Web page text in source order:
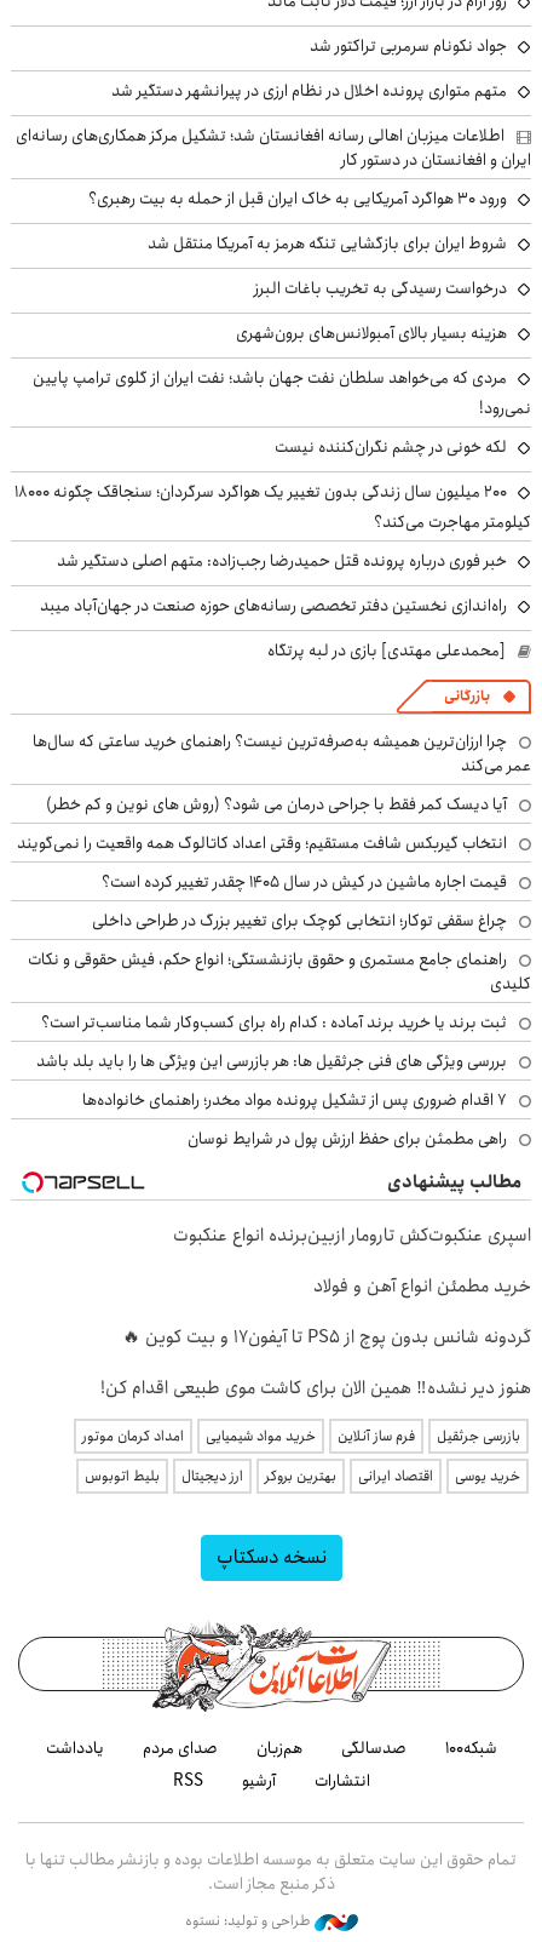
جواد نکونام سرمربی تراکتور شد
متهم متواری پرونده اخلال در نظام ارزی در پیرانشهر دستگیر شد
اطلاعات میزبان اهالی رسانه افغانستان شد؛ تشکیل مرکز همکاری‌های رسانه‌ای
ایران و افغانستان در دستور کار
ورود ۳۰ هواگرد آمریکایی به خاک ایران قبل از حمله به بیت رهبری؟
شروط ایران برای بازگشایی تنگه هرمز به آمریکا منتقل شد
درخواست رسیدگی به تخریب باغات البرز
هزینه بسیار بالای آمبولانس‌های برون‌شهری
مردی که می‌خواهد سلطان نفت جهان باشد؛ نفت ایران از گلوی ترامپ پایین
نمی‌رود!
لکه خونی در چشم نگران‌کننده نیست
۲۰۰ میلیون سال زندگی بدون تغییر یک هواگرد سرگردان؛ سنجاقک‌ چگونه ۱۸۰۰۰
کیلومتر مهاجرت می‌کند؟
خبر فوری درباره پرونده قتل حمیدرضا رجب‌زاده: متهم اصلی دستگیر شد
راه‌اندازی نخستین دفتر تخصصی رسانه‌های حوزه صنعت در جهان‌آباد میبد
[محمدعلی مهتدی] بازی در لبه پرتگاه
بازرگانی
چرا ارزان‌ترین همیشه به‌صرفه‌ترین نیست؟ راهنمای خرید ساعتی که سال‌ها
عمر می‌کند
آیا دیسک کمر فقط با جراحی درمان می شود؟ (روش های نوین و کم خطر)
انتخاب گیربکس شافت مستقیم؛ وقتی اعداد کاتالوگ همه واقعیت را نمی‌گویند
قیمت اجاره ماشین در کیش در سال ۱۴۰۵ چقدر تغییر کرده است؟
چراغ سقفی توکار؛ انتخابی کوچک برای تغییر بزرگ در طراحی داخلی
راهنمای جامع مستمری و حقوق بازنشستگی؛ انواع حکم، فیش حقوقی و نکات
کلیدی
ثبت برند یا خرید برند آماده : کدام راه برای کسب‌وکار شما مناسب‌تر است؟
بررسی ویژگی های فنی جرثقیل ها: هر بازرسی این ویژگی ها را باید بلد باشد
۷ اقدام ضروری پس از تشکیل پرونده مواد مخدر؛ راهنمای خانواده‌ها
راهی مطمئن برای حفظ ارزش پول در شرایط نوسان
مطالب پیشنهادی
اسپری عنکبوت‌‌کش تارومار ازبین‌برنده انواع عنکبوت
خرید مطمئن انواع آهن و فولاد
گردونه شانس بدون پوچ از PS5 تا آیفون17 و بیت کوین 🔥
هنوز دیر نشده‼️ همین الان برای کاشت موی طبیعی اقدام کن!
بازرسی جرثقیل فرم ساز آنلاین خرید مواد شیمیایی
امداد کرمان موتور
خرید یوسی
اقتصاد ایرانی بهترین بروکر ارز دیجیتال بلیط اتوبوس
نسخه دسکتاپ
شبکه۱۰۰ صدسالگی هم‌زبان صدای مردم
یادداشت
انتشارات
آرشیو RSS
تمام حقوق این سایت متعلق به موسسه اطلاعات بوده و بازنشر مطالب تنها با
ذکر منبع مجاز است.
طراحی و تولید: نستوه